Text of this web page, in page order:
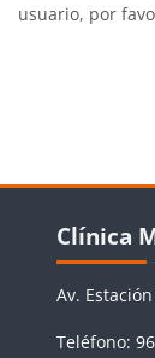
usuario, por
Clínica
Av.
Teléfono: